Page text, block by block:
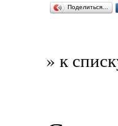
Поделиться…
» к